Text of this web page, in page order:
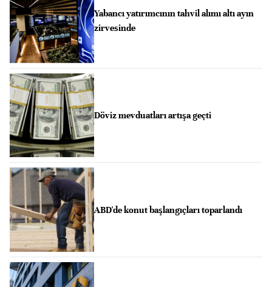
Yabancı yatırımcının tahvil alımı altı ayın
zirvesinde
Döviz mevduatları artışa geçti
ABD'de konut başlangıçları toparlandı